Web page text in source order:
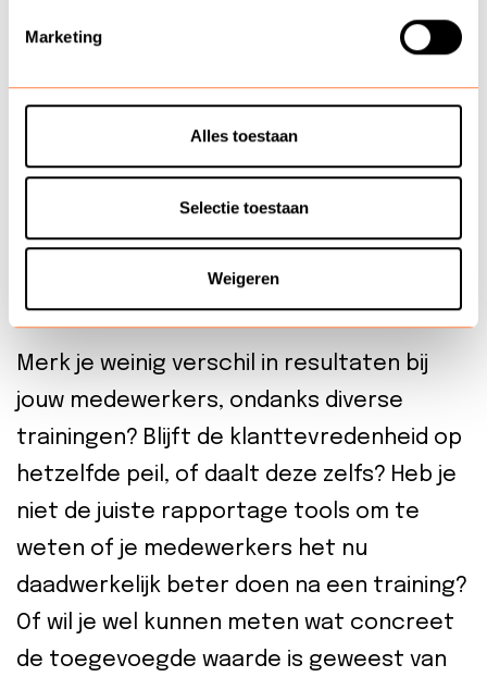
Marketing
Alles toestaan
Selectie toestaan
Weigeren
klantcontact
keer inzichtelijk welk resultaat de training
klantcontact heeft gehad. Ook heb je
inzichtelijk welke groei je medewerkers
Merk je weinig verschil in resultaten bij
jouw medewerkers, ondanks diverse
trainingen? Blijft de klanttevredenheid op
hetzelfde peil, of daalt deze zelfs? Heb je
niet de juiste rapportage tools om te
weten of je medewerkers het nu
daadwerkelijk beter doen na een training?
Of wil je wel kunnen meten wat concreet
de toegevoegde waarde is geweest van